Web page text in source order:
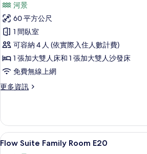
Loft
Suite
570
的
所
有
相
河景
60 平方公尺
1 間臥室
可容納 4 人 (依實際入住人數計費)
1 張加大雙人床和 1 張加大雙人沙發床
免費無線上網
更多資訊
更
570
的
詳
顯
Flow
26
Flow Suite Family Room E20